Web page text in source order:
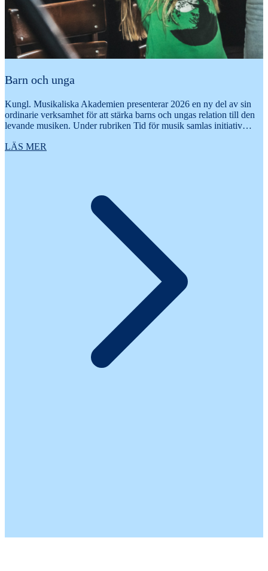
Barn och unga
Kungl. Musikaliska Akademien presenterar 2026 en ny del av sin
ordinarie verksamhet för att stärka barns och ungas relation till den
levande musiken. Under rubriken Tid för musik samlas initiativ…
LÄS MER